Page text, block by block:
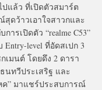
แล้ว ที่เปิดตัวสมาร์ต
ดว้าวเอาใจสาวกและ
รเปิดตัว “realme C53”
level ที่อัดสเปก 3
เมนต์ โดยดึง 2 ดารา
ทวีประเสริฐ และ
ค” มาแชร์ประสบการณ์